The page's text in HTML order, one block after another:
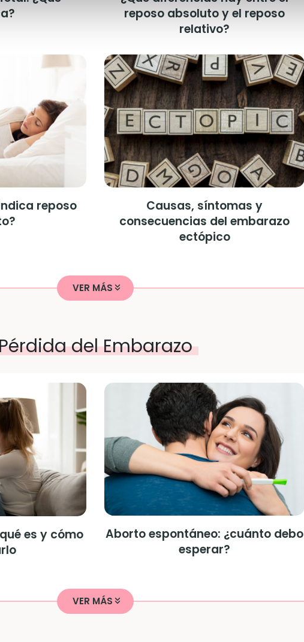
reposo absoluto y el reposo
relativo?
reposo
Causas, síntomas y
consecuencias del embarazo
ectópico
VER MÁS
del Embarazo
es y cómo
Aborto espontáneo: ¿cuánto debo
esperar?
VER MÁS